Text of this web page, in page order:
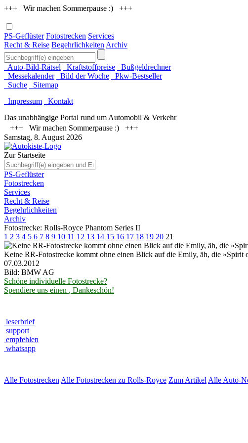
+++ Wir machen Sommerpause :) +++
PS-Geflüster Fotostrecken Services
Recht & Reise Begehrlichkeiten Archiv
Auto-Bild-Rätsel Kraftstoffpreise
Bußgeldrechner
Messekalender
Bild der Woche
Pkw-Bestseller
Suche
Sitemap
Impressum
Kontakt
Das unabhängige Portal rund um Automobil & Verkehr
+++ Wir machen Sommerpause :) +++
Samstag, 8. August 2026
Zur Startseite
PS-Geflüster
Fotostrecken
Services
Recht & Reise
Begehrlichkeiten
Archiv
Fotostrecke: Rolls-Royce Phantom Series II
1 2 3 4 5 6 7 8 9 10 11 12 13 14 15 16 17 18 19 20 21
Keine RR-Fotostrecke kommt ohne einen Blick auf die Emily, äh, die »Spirit
07.03.2012
Bild: BMW AG
Schöne individuelle Fotostrecke?
Spendiere uns einen , Dankeschön!
leserbrief
support
empfehlen
whatsapp
Alle Fotostrecken Alle Fotostrecken zu Rolls-Royce Zum Artikel Alle Auto-